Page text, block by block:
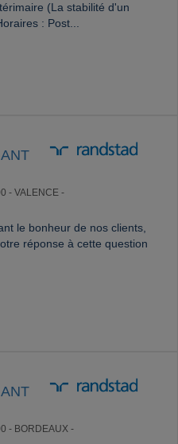
(La stabilité d'un
: Post...
- VALENCE -
le bonheur de nos clients,
réponse à cette question
- BORDEAUX -